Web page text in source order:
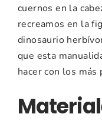
cuernos en la
recreamos en la
dinosaurio
que esta
hacer con los más